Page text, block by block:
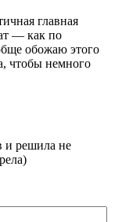
главная
— как по
обожаю этого
чтобы немного
и решила не